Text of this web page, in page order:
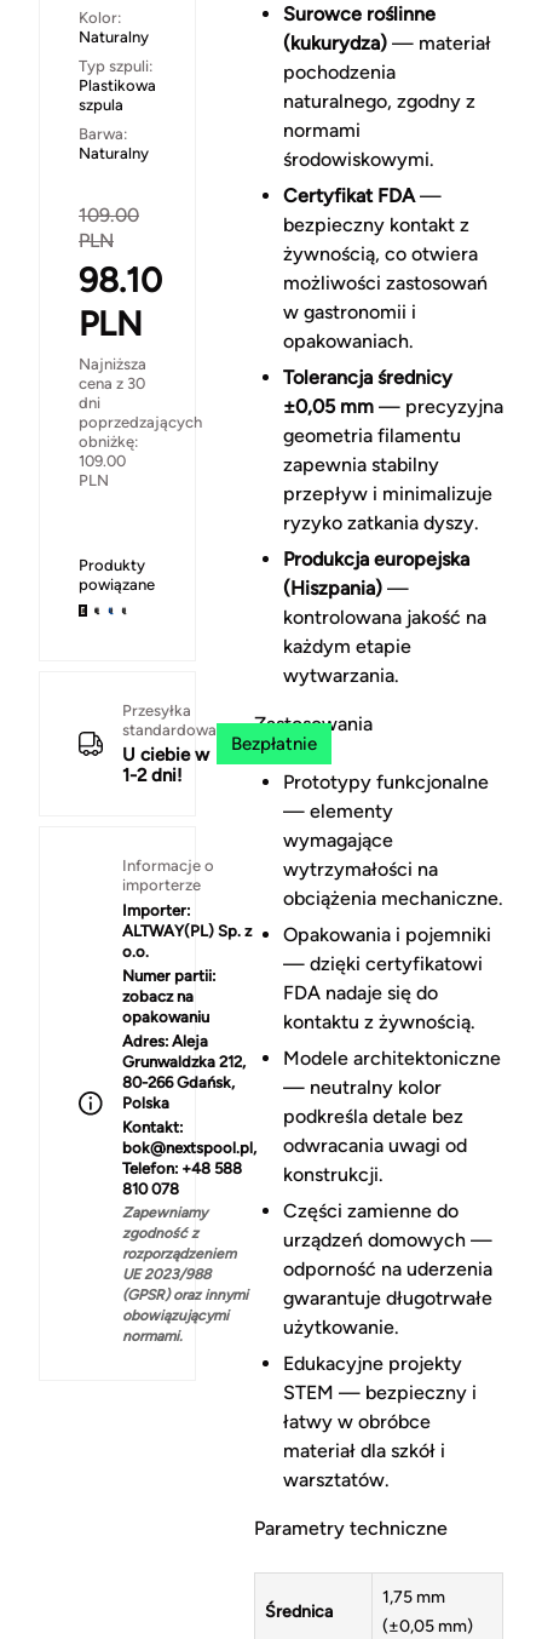
Kolor:
Naturalny
Typ szpuli:
Plastikowa
szpula
Barwa:
Naturalny
109.00
PLN
98.10
PLN
Najniższa
cena z 30
dni
poprzedzających
obniżkę:
109.00
PLN
Produkty
powiązane
Przesyłka
standardowa
U ciebie w
1-2 dni!
Bezpłatnie
Informacje o
importerze
Importer:
ALTWAY(PL) Sp. z
o.o.
Numer partii:
zobacz na
opakowaniu
Adres: Aleja
Grunwaldzka 212,
80-266 Gdańsk,
Polska
Kontakt:
bok@nextspool.pl,
Telefon: +48 588
810 078
Zapewniamy
zgodność z
rozporządzeniem
UE 2023/988
(GPSR) oraz innymi
obowiązującymi
normami.
Surowce roślinne
(kukurydza)— materiał
pochodzenia
naturalnego, zgodny z
normami
środowiskowymi.
Certyfikat FDA—
bezpieczny kontakt z
żywnością, co otwiera
możliwości zastosowań
w gastronomii i
opakowaniach.
Tolerancja średnicy
±0,05 mm— precyzyjna
geometria filamentu
zapewnia stabilny
przepływ i minimalizuje
ryzyko zatkania dyszy.
Produkcja europejska
(Hiszpania)—
kontrolowana jakość na
każdym etapie
wytwarzania.
Zastosowania
Prototypy funkcjonalne
— elementy
wymagające
wytrzymałości na
obciążenia mechaniczne.
Opakowania i pojemniki
— dzięki certyfikatowi
FDA nadaje się do
kontaktu z żywnością.
Modele architektoniczne
— neutralny kolor
podkreśla detale bez
odwracania uwagi od
konstrukcji.
Części zamienne do
urządzeń domowych —
odporność na uderzenia
gwarantuje długotrwałe
użytkowanie.
Edukacyjne projekty
STEM — bezpieczny i
łatwy w obróbce
materiał dla szkół i
warsztatów.
Parametry techniczne
Średnica
1,75 mm
(±0,05 mm)